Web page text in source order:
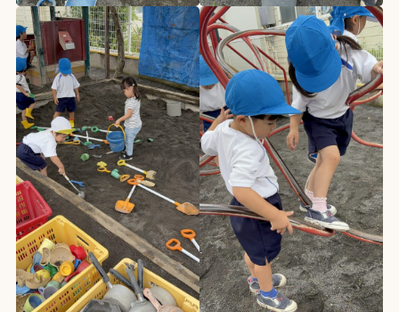
園の生活 園の特色
鼓笛隊の取り組み
110番直結防犯導入
焼津中央幼稚園連携
施設 小規模保育所
LittleWalkers
採用情報
お問い合わせ 書式ダウンロード